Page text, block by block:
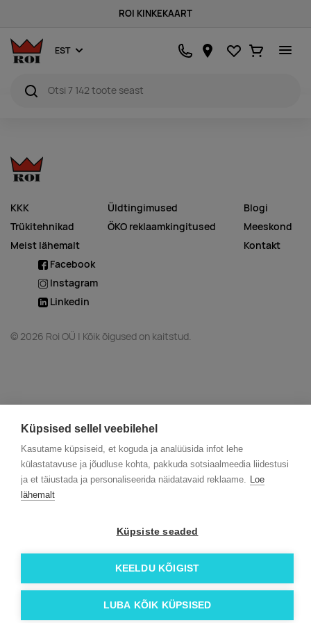
Küpsised sellel veebilehel
Kasutame küpsiseid, et koguda ja analüüsida infot lehe
külastatavuse ja jõudluse kohta, pakkuda sotsiaalmeedia liidestusi
ja et täiustada ja personaliseerida näidatavaid reklaame. Loe
lähemalt
Küpsiste seaded
KEELDU KÕIGIST
LUBA KÕIK KÜPSISED
ROI KINKEKAART
EST Lemmikud
Ostukorv
KKK
Trükitehnikad
Meist lähemalt
Üldtingimused
ÖKO reklaamkingitused
Blogi
Meeskond
Kontakt
Facebook
Instagram
Linkedin
© 2026 Roi OÜ | Kõik õigused on kaitstud.